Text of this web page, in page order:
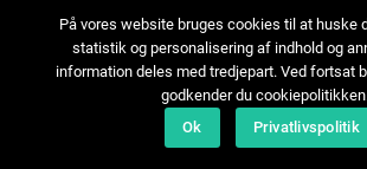
Kontakta oss
Sitemap
På vores website bruges cookies til at huske
statistik og personalisering af indhold og
information deles med tredjepart. Ved fortsat
godkender du
Ok
Privatlivspolitik